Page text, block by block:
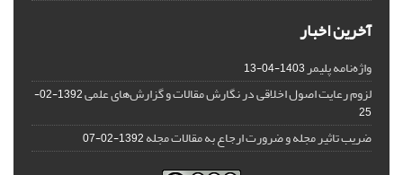
آخرین اخبار
واژه‌نامه پلیمر1403-04-13
لزوم رعایت اصول اخلاقی در نگارش مقالات و گزارش‌‌های علمی
1392-02-
25
ضریب تاثیر مجله و ضرورت ارجاع به مقالات مجله1392-02-07